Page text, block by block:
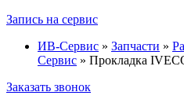
Запись на сервис
ИВ-Сервис » Запчасти »
Сервис » Прокладка
Заказать звонок